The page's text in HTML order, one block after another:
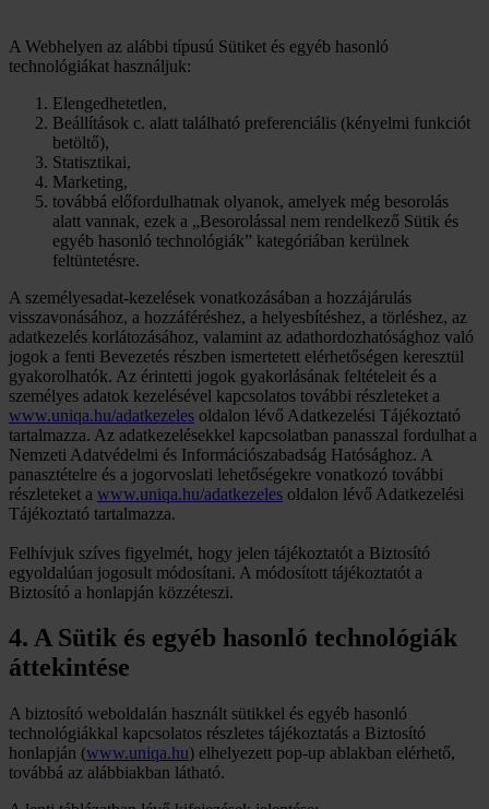
A Webhelyen az alábbi típusú Sütiket és egyéb hasonló
technológiákat használjuk:
Elengedhetetlen,
Beállítások c. alatt található preferenciális (kényelmi funkciót
betöltő),
Statisztikai,
Marketing,
továbbá előfordulhatnak olyanok, amelyek még besorolás
alatt vannak, ezek a „Besorolással nem rendelkező Sütik és
egyéb hasonló technológiák” kategóriában kerülnek
feltüntetésre.
A személyesadat-kezelések vonatkozásában a hozzájárulás
visszavonásához, a hozzáféréshez, a helyesbítéshez, a törléshez, az
adatkezelés korlátozásához, valamint az adathordozhatósághoz való
jogok a fenti Bevezetés részben ismertetett elérhetőségen keresztül
gyakorolhatók. Az érintetti jogok gyakorlásának feltételeit és a
személyes adatok kezelésével kapcsolatos további részleteket a
www.uniqa.hu/adatkezeles oldalon lévő Adatkezelési Tájékoztató
tartalmazza. Az adatkezelésekkel kapcsolatban panasszal fordulhat a
Nemzeti Adatvédelmi és Információszabadság Hatósághoz. A
panasztételre és a jogorvoslati lehetőségekre vonatkozó további
részleteket a www.uniqa.hu/adatkezeles oldalon lévő Adatkezelési
Tájékoztató tartalmazza.
Felhívjuk szíves figyelmét, hogy jelen tájékoztatót a Biztosító
egyoldalúan jogosult módosítani. A módosított tájékoztatót a
Biztosító a honlapján közzéteszi.
4. A Sütik és egyéb hasonló technológiák
áttekintése
A biztosító weboldalán használt sütikkel és egyéb hasonló
technológiákkal kapcsolatos részletes tájékoztatás a Biztosító
honlapján (www.uniqa.hu) elhelyezett pop-up ablakban elérhető,
továbbá az alábbiakban látható.